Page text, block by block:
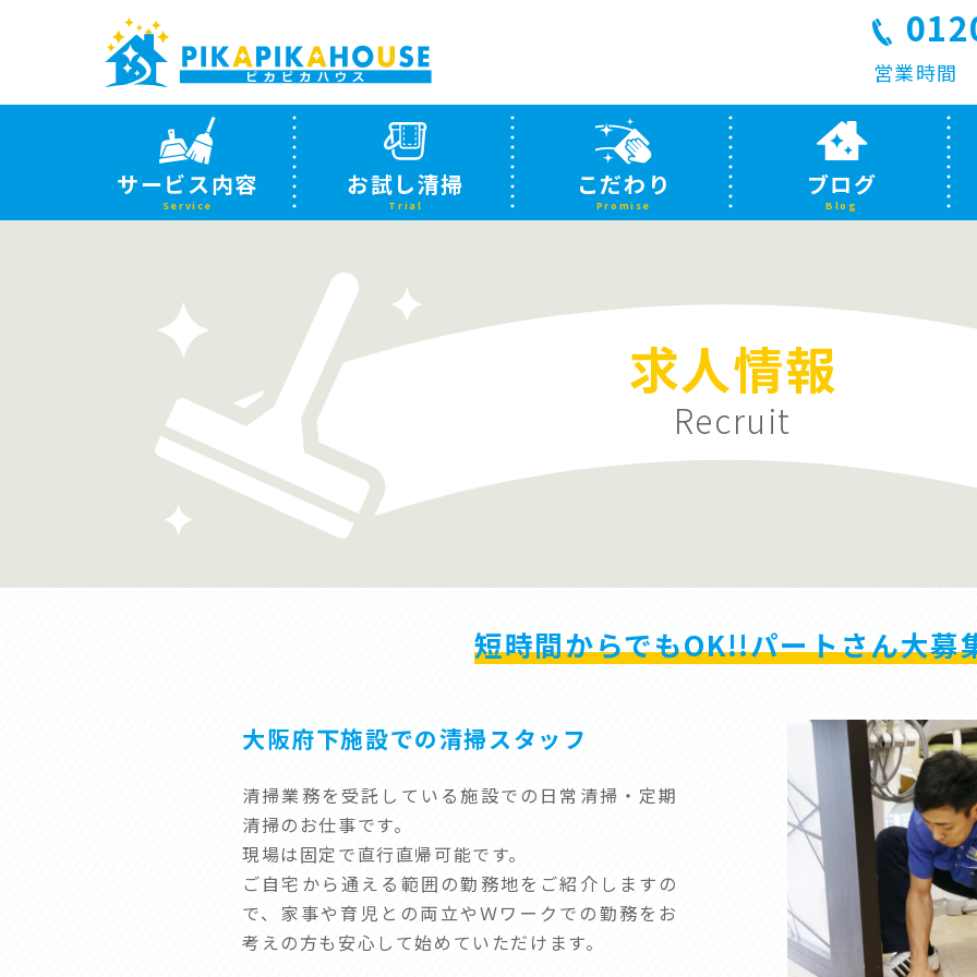
営業時間
サービス内容
Service
お試し清掃
Trial
こだわり
Promise
ブログ
Blog
求人情報
Recruit
短時間からでもOK!!パートさん大募
大阪府下施設での清掃スタッフ
清掃業務を受託している施設での日常清掃・定期
清掃のお仕事です。
現場は固定で直行直帰可能です。
ご自宅から通える範囲の勤務地をご紹介しますの
で、家事や育児との両立やＷワークでの勤務をお
考えの方も安心して始めていただけます。